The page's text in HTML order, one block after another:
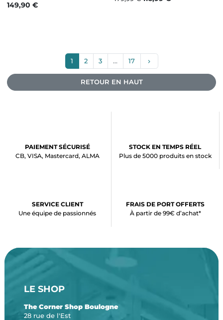
Prix
149,90 €
1 2 3 … 17 keyboard_arrow_right
RETOUR EN HAUT
PAIEMENT SÉCURISÉ
CB, VISA, Mastercard, ALMA
STOCK EN TEMPS RÉEL
Plus de 5000 produits en stock
SERVICE CLIENT
Une équipe de passionnés
FRAIS DE PORT OFFERTS
À partir de 99€ d’achat*
LE SHOP
The Corner Shop Boulogne
28 rue de l'Est